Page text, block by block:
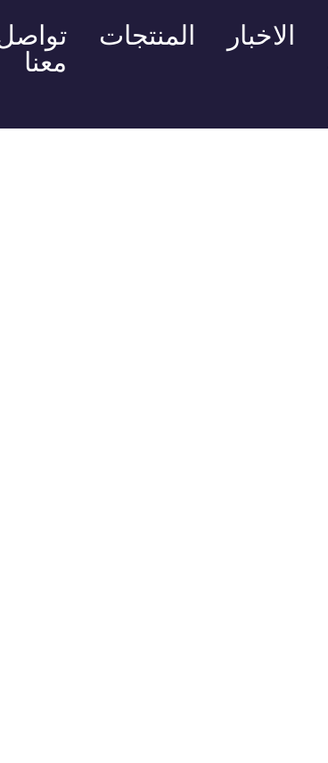
معنا
المنتجات الاخبار